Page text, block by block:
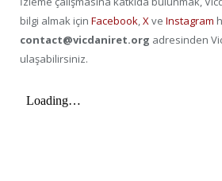
bilgi almak için Facebook,Xve Instagram
contact@vicdaniret.org adresinden
ulaşabilirsiniz.